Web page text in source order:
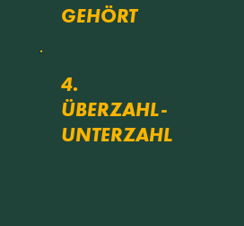
GEHÖRT
4.
ÜBERZAHL-
UNTERZAHL